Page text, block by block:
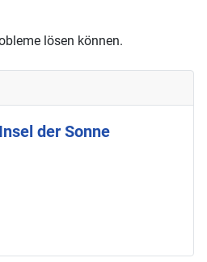
lösen können.
der Sonne